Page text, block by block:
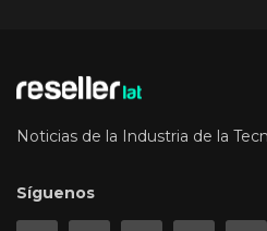
Noticias de la Industria de la
Síguenos